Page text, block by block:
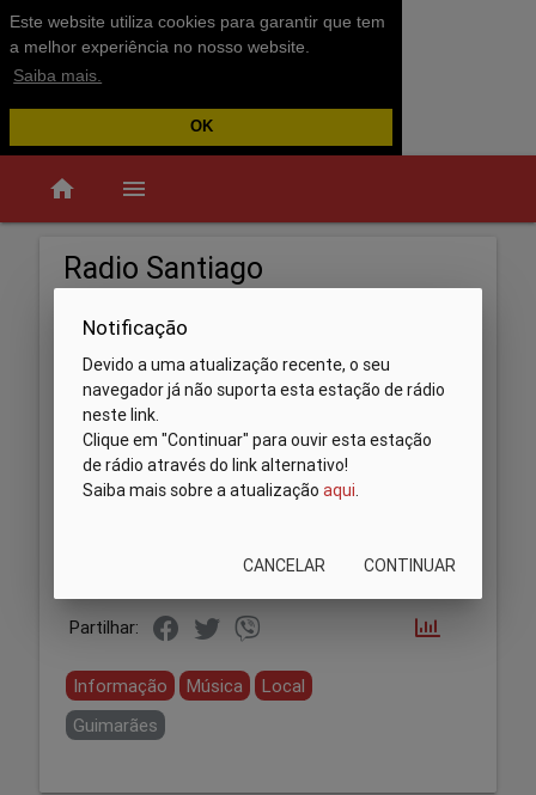
Este website utiliza cookies para garantir que tem
a melhor experiência no nosso website.
Saiba mais.
OK
home menu
Radio Santiago
Partilhar:
Notificação
Devido a uma atualização recente, o seu
navegador já não suporta esta estação de rádio
neste link.
Clique em "Continuar" para ouvir esta estação
de rádio através do link alternativo!
Saiba mais sobre a atualização aqui.
CANCELAR CONTINUAR
Informação Música
Local
Guimarães